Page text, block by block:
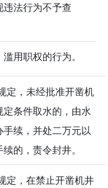
违法行为不予查
用职权的行为。
定，未经批准开凿机
条件取水的，由水
续，并处二万元以
的，责令封井。
定，在禁止开凿机井